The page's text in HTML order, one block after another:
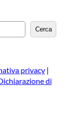
Cerca
privacy|
di